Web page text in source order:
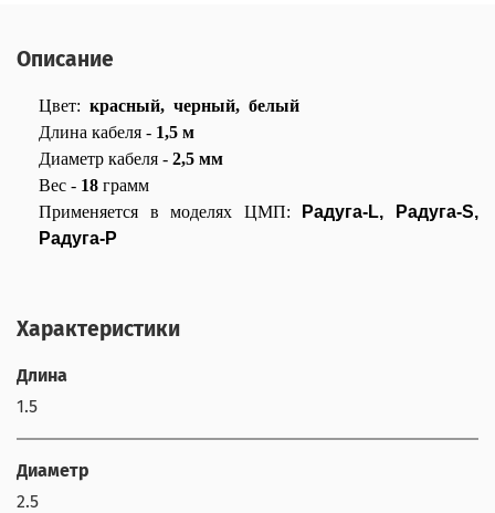
Описание
Цвет: красный, черный, белый
Длина кабеля - 1,5 м
Диаметр кабеля - 2,5 мм
Вес - 18 грамм
Применяется в моделях ЦМП:
Радуга-L, Радуга-S,
Радуга-P
Характеристики
Длина
1.5
Диаметр
2.5